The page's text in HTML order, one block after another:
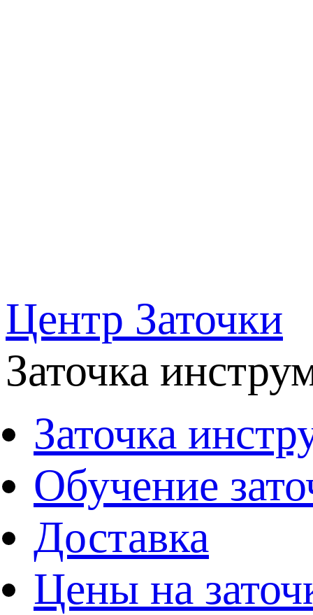
Центр Заточки
Заточка
Заточка
Обучение
Доставка
Цены на